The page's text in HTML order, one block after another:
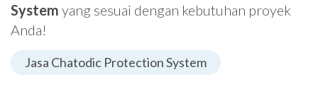
System yang sesuai dengan kebutuhan proyek
Anda!
Jasa Chatodic Protection System